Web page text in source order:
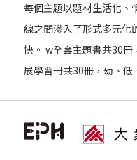
每個主題以題材生活化、
線之間滲入了形式多元化
快。 w全套主題書共30
展學習冊共30冊，幼、低